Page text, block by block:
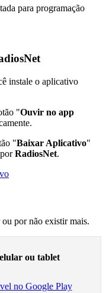
para programação
instale o aplicativo
"Ouvir no app
"Baixar Aplicativo"
RadiosNet.
por não existir mais.
ou tablet